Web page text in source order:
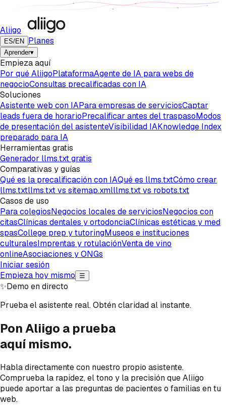
Aliigo
ES/EN Planes
Aprender▾
Empieza aquí
Por qué AliigoPlataformaAgente de IA para webs de
negocioConsultas precalificadas con IA
Soluciones
Asistente web con IAPara empresas de serviciosCaptar
leads fuera de horarioPrecalificar antes del traspasoModos
de presentación del asistenteVisibilidad IAKnowledge Index
preparado para IA
Herramientas gratis
Generador llms.txt gratis
Comparativas y guías
Qué es la precalificación con IAQué es llms.txtCómo crear
llms.txtllms.txt vs sitemap.xmlllms.txt vs robots.txt
Casos de uso
Para colegiosNegocios locales de serviciosNegocios con
citasClínicas dentales y ortodonciaClínicas estéticas y med
spasCollege prep y tutoringMuseos e instituciones
culturalesImprentas y rotulaciónVenta de vino
onlineAsociaciones y ONGs
Iniciar sesión
Empieza hoy mismo
☰
✨Demo en directo
Prueba el asistente real. Obtén claridad al instante.
Pon Aliigo a prueba
aquí mismo.
Habla directamente con nuestro propio asistente.
Comprueba la rapidez, el tono y la precisión que Aliigo
puede aportar a las preguntas de pacientes o familias en tu
web.